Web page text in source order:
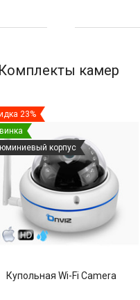
Комплекты камер
23%
корпус
Купольная Wi-Fi Camera